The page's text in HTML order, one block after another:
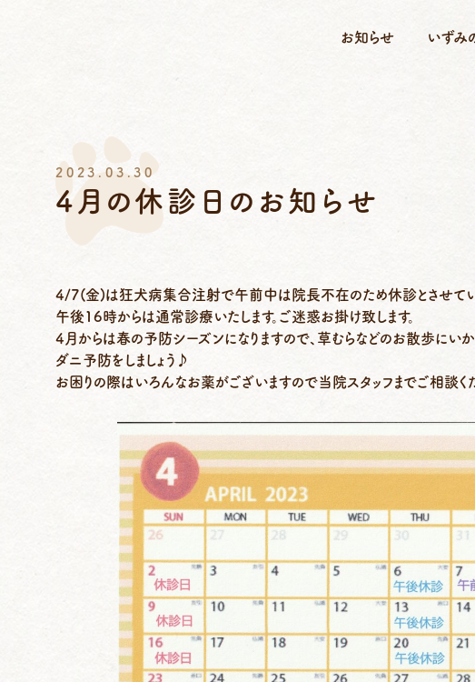
お知らせ いずみ
2023.03.30
4月の休診日のお知らせ
4/7(金)は狂犬病集合注射で午前中は院長不在のため休診とさせてい
午後16時からは通常診療いたします。ご迷惑お掛け致します。
4月からは春の予防シーズンになりますので、草むらなどのお散歩にいか
ダニ予防をしましょう♪
お困りの際はいろんなお薬がございますので当院スタッフまでご相談く